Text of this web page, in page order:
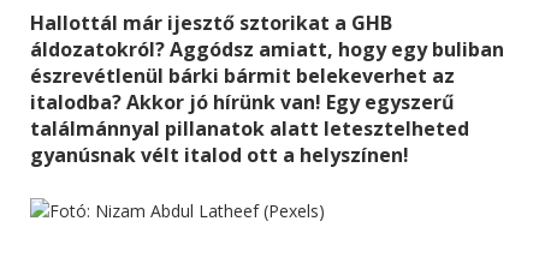
Hallottál már ijesztő sztorikat a GHB
áldozatokról? Aggódsz amiatt, hogy egy buliban
észrevétlenül bárki bármit belekeverhet az
italodba? Akkor jó hírünk van! Egy egyszerű
találmánnyal pillanatok alatt letesztelheted
gyanúsnak vélt italod ott a helyszínen!